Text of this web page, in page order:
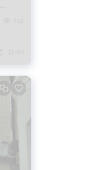
702
21-50